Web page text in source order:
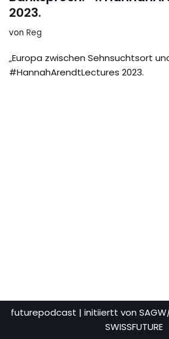
2023.
von Reg
„Europa zwischen Sehnsuchtsort
#HannahArendtLectures 2023.
futurepodcast | initiiertt von
SWISSFUTURE